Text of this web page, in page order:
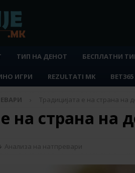
ТИП НА ДЕНОТ БЕСПЛАТНИ
ИГРИ REZULTATI MK
Традицијата е на страна на
на страна на
Анализа на натпревари